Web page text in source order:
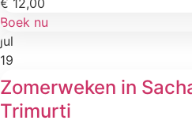
€ 12,00
Boek nu
jul
19
Zomerweken in
Trimurti